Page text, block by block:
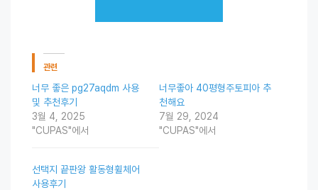
관련
너무 좋은 pg27aqdm 사용
및 추천후기
3월 4, 2025
"CUPAS"에서
너무좋아 40평형주토피아 추
천해요
7월 29, 2024
"CUPAS"에서
선택지 끝판왕 활동형휠체어
사용후기